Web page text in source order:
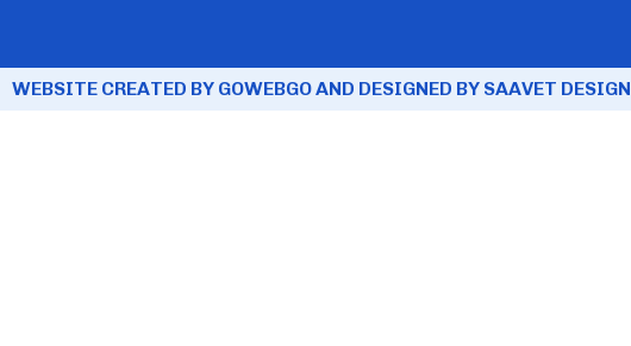
WEBSITE CREATED BY GOWEBGO AND DESIGNED BY SAAVET